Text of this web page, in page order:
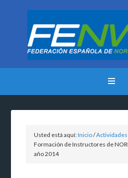
Usted está aquí:Inicio/Actividades
Formación de Instructores de
año 2014